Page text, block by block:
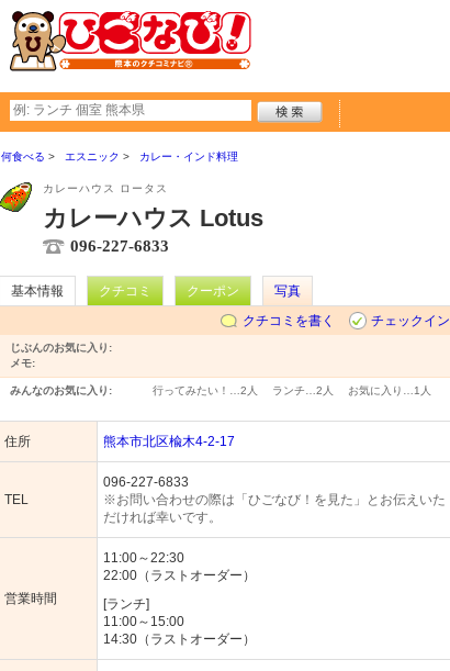
何食べる エスニック カレー・インド料理
カレーハウス ロータス
カレーハウス Lotus
096-227-6833
基本情報 クチコミ クーポン
写真
クチコミを書く
チェックイン
じぶんのお気に入り:
メモ:
みんなのお気に入り: 行ってみたい！… 2人 ランチ… 2人 お気に入り… 1人
住所 熊本市北区楡木4-2-17
TEL
096-227-6833
※お問い合わせの際は「ひごなび！を見た」とお伝えいた
だければ幸いです。
営業時間
11:00～22:30
22:00（ラストオーダー）
[ランチ]
11:00～15:00
14:30（ラストオーダー）